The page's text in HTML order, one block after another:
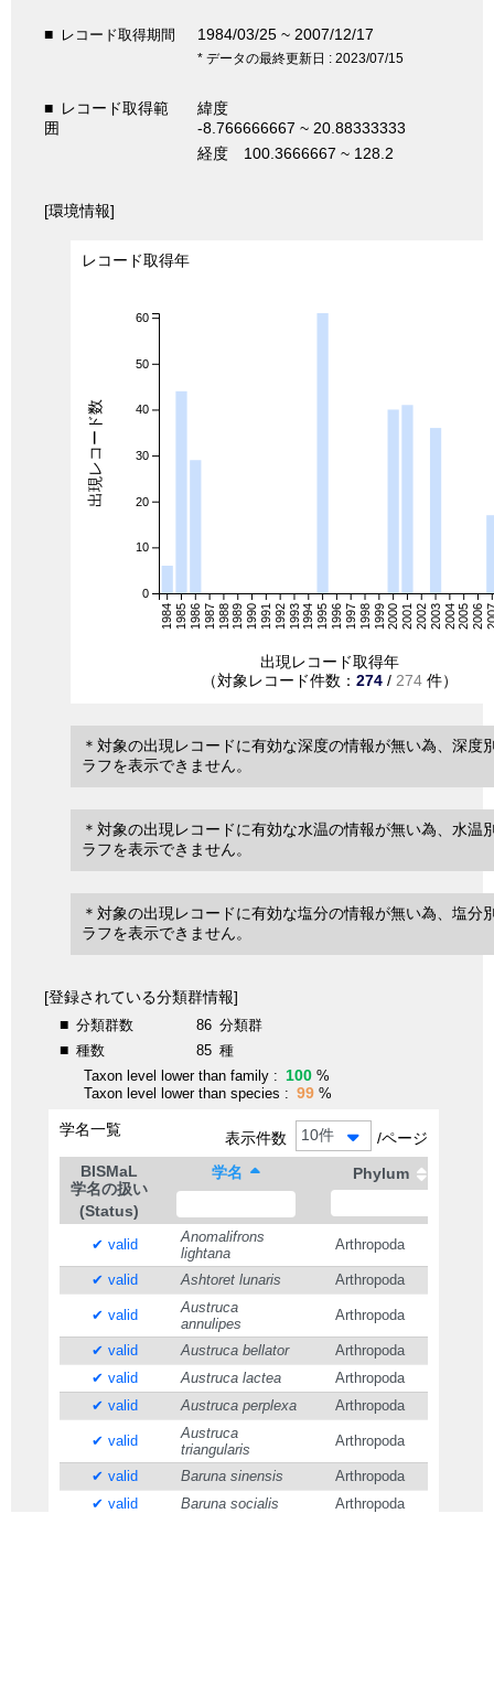
■ レコード取得期間 1984/03/25 ~ 2007/12/17
* データの最終更新日 : 2023/07/15
■ レコード取得範
囲
緯度
-8.766666667 ~ 20.88333333
経度
100.3666667 ~ 128.2
[環境情報]
レコード取得年
1984 1985 1986 1987 19881989 1990 1991 1992 19931994 1995 1996 1997 1998 19992000 2001 2002 2003 20042005 2006
0
10
20
30
40
50
60
出現レコード取得年
（対象レコード件数： 274 / 274 件）
出現レコード数
＊対象の出現レコードに有効な深度の情報が無い為、深度
ラフを表示できません。
＊対象の出現レコードに有効な水温の情報が無い為、水温
ラフを表示できません。
＊対象の出現レコードに有効な塩分の情報が無い為、塩分
ラフを表示できません。
[登録されている分類群情報]
■ 分類群数 86 分類群
■ 種数 85 種
Taxon level lower than family : 100%
Taxon level lower than species : 99%
学名一覧 表示件数 10件
/ページ
BISMaL
学名の扱い
(Status)
学名 Phylum
✔ valid
Anomalifrons
lightana
Arthropoda
✔ valid Ashtoret lunaris Arthropoda
✔ valid
Austruca
annulipes
Arthropoda
✔ valid Austruca bellator Arthropoda
✔ valid
Austruca lactea Arthropoda
✔ valid
Austruca perplexa Arthropoda
✔ valid
Austruca
triangularis
Arthropoda
✔ valid Baruna sinensis Arthropoda
✔ valid
Baruna socialis Arthropoda